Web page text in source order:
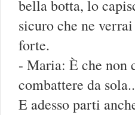
bella botta, lo
sicuro che ne
forte.
- Maria: È che non
combattere da
E adesso parti